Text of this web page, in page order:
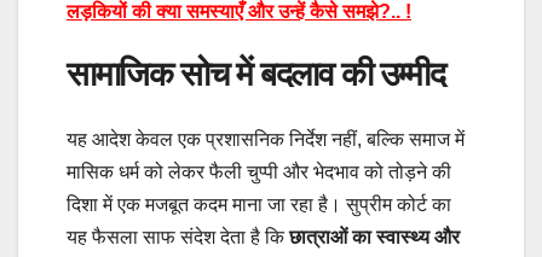
लड़कियों की क्या समस्याएँ और उन्हें कैसे समझे?.. !
सामाजिक सोच में बदलाव की उम्मीद
यह आदेश केवल एक प्रशासनिक निर्देश नहीं, बल्कि समाज में
मासिक धर्म को लेकर फैली चुप्पी और भेदभाव को तोड़ने की
दिशा में एक मजबूत कदम माना जा रहा है। सुप्रीम कोर्ट का
यह फैसला साफ संदेश देता है किछात्राओं का स्वास्थ्य और